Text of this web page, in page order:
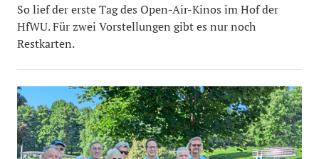
So lief der erste Tag des Open-Air-Kinos im Hof der
HfWU. Für zwei Vorstellungen gibt es nur noch
Restkarten.